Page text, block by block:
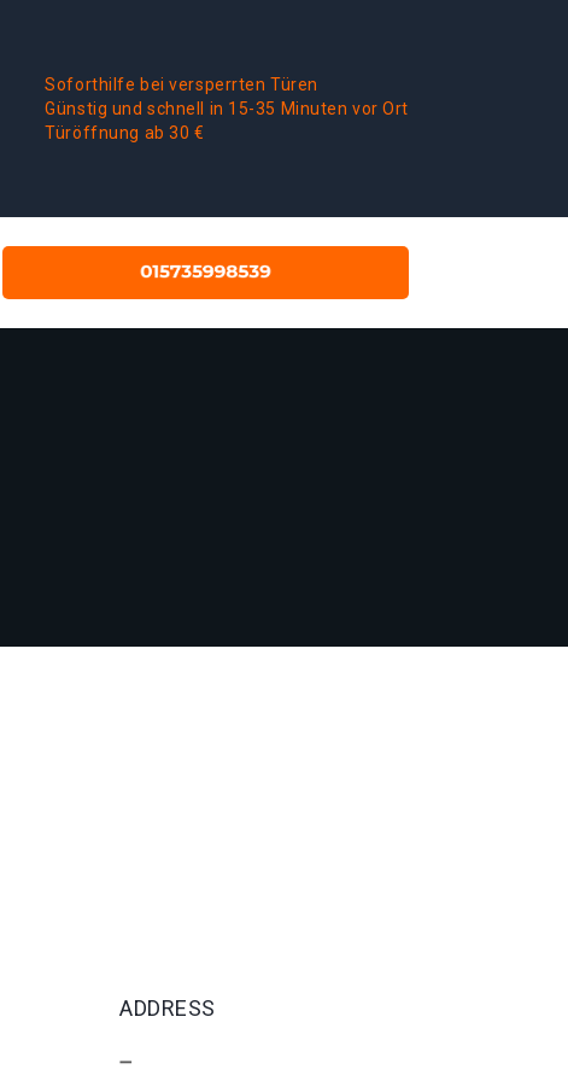
Soforthilfe bei versperrten Türen
Günstig und schnell in 15-35 Minuten vor Ort
Türöffnung ab 30 €
ADDRESS